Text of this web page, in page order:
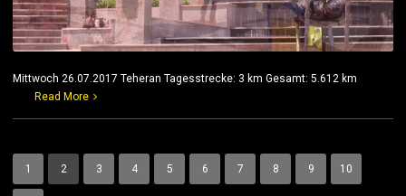
Mittwoch 26.07.2017 Teheran Tagesstrecke: 3 km Gesamt: 5.612 km
Read More
1 2 3 4 5 6 7 8 9 10